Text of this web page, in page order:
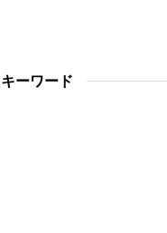
ーワード